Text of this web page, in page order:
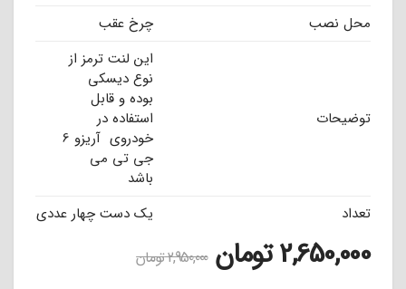
محل نصب
چرخ عقب
توضیحات
این لنت ترمز از
نوع دیسکی
بوده و قابل
استفاده در
خودروی آریزو 6
جی تی می
باشد
تعداد
یک دست چهار عددی
2,650,000تومان 2,950,000تومان